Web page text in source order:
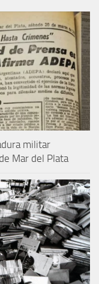
militar
Mar del Plata